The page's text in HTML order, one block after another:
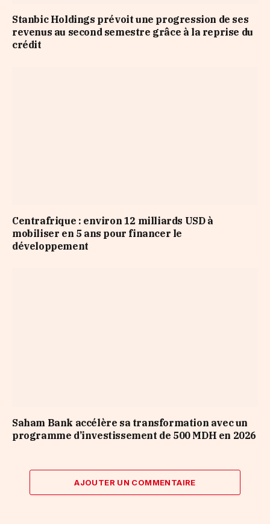
Stanbic Holdings prévoit une progression de ses
revenus au second semestre grâce à la reprise du
crédit
Centrafrique : environ 12 milliards USD à
mobiliser en 5 ans pour financer le
développement
Saham Bank accélère sa transformation avec un
programme d’investissement de 500 MDH en 2026
AJOUTER UN COMMENTAIRE